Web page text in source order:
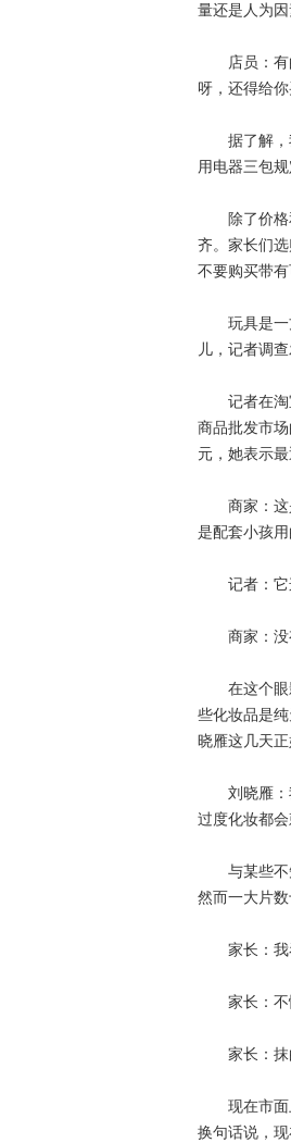
量还是人为
店员：有的
呀，还得给
据了解，我
用电器三包
除了价格和
齐。家长们
不要购买带
玩具是一方
儿，记者调
记者在淘宝
商品批发市
元，她表示最
商家：这是
是配套小孩用
记者：它
商家：没有
在这个眼影
些化妆品是
晓雁这几天正
刘晓雁：我
过度化妆都会
与某些不知
然而一大片
家长：我
家长：不懂
家长：抹的
现在市面上
换句话说，